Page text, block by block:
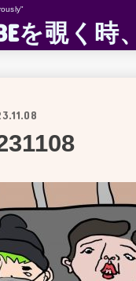
を覗く時